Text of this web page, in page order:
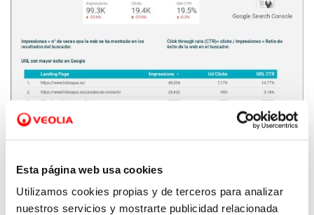
Esta página web usa cookies
Utilizamos cookies propias y de terceros para analizar
nuestros servicios y mostrarte publicidad relacionada
14 SEP 2021
analizar datos para tomar decisiones
inmediatas y adaptadas a la realidad actual’’